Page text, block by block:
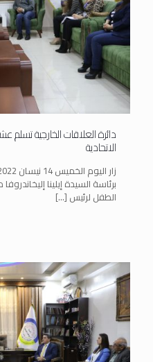
دائرة العلاقات الخارجية تسلم
الاتحادية
برئاسة السيدة إيلينا
الطفل لرئيس […]